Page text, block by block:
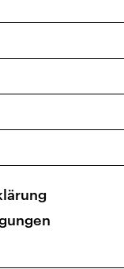
und Podcasts
Kinderprogramm
(UKW + DAB+)